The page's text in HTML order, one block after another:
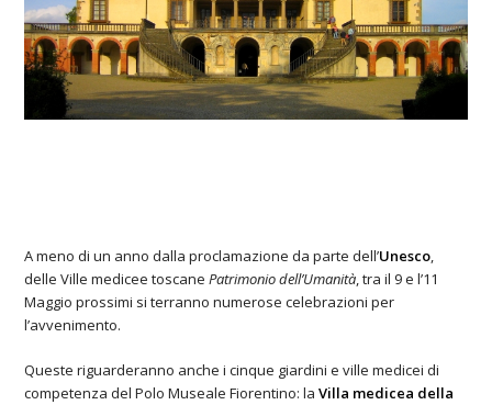
A meno di un anno dalla proclamazione da parte dell’Unesco,
delle Ville medicee toscanePatrimonio dell’Umanità, tra il 9 e l’11
Maggio prossimi si terranno numerose celebrazioni per
l’avvenimento.
Queste riguarderanno anche i cinque giardini e ville medicei di
competenza del Polo Museale Fiorentino: laVilla medicea della